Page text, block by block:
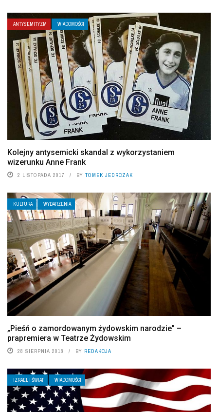
ANTYSEMITYZM WIADOMOŚCI
Kolejny antysemicki skandal z wykorzystaniem
wizerunku Anne Frank
2 LISTOPADA 2017 BY TOMEK JEDRCZAK
KULTURA WYDARZENIA
„Pieśń o zamordowanym żydowskim narodzie” –
prapremiera w Teatrze Żydowskim
28 SIERPNIA 2018 BY REDAKCJA
IZRAEL I ŚWIAT WIADOMOŚCI